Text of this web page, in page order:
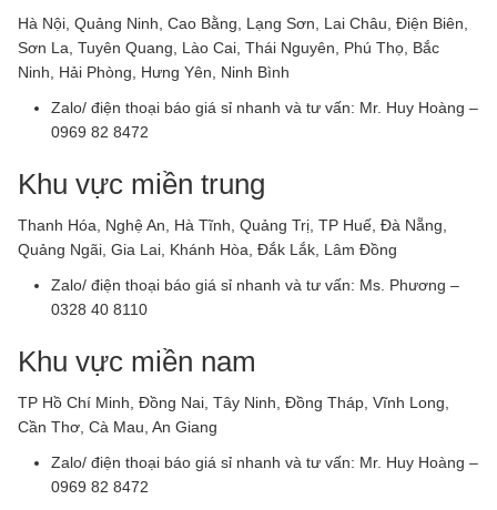
Hà Nội, Quảng Ninh, Cao Bằng, Lạng Sơn, Lai Châu, Điện Biên,
Sơn La, Tuyên Quang, Lào Cai, Thái Nguyên, Phú Thọ, Bắc
Ninh, Hải Phòng, Hưng Yên, Ninh Bình
Zalo/ điện thoại báo giá sỉ nhanh và tư vấn: Mr. Huy Hoàng –
0969 82 8472
Khu vực miền trung
Thanh Hóa, Nghệ An, Hà Tĩnh, Quảng Trị, TP Huế, Đà Nẵng,
Quảng Ngãi, Gia Lai, Khánh Hòa, Đắk Lắk, Lâm Đồng
Zalo/ điện thoại báo giá sỉ nhanh và tư vấn: Ms. Phương –
0328 40 8110
Khu vực miền nam
TP Hồ Chí Minh, Đồng Nai, Tây Ninh, Đồng Tháp, Vĩnh Long,
Cần Thơ, Cà Mau, An Giang
Zalo/ điện thoại báo giá sỉ nhanh và tư vấn: Mr. Huy Hoàng –
0969 82 8472